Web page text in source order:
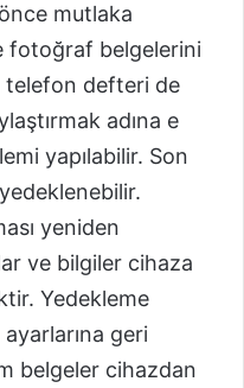
mutlaka
fotoğraf belgelerini
telefon defteri de
adına e
yapılabilir. Son
yeniden
ve bilgiler cihaza
Yedekleme
geri
belgeler cihazdan